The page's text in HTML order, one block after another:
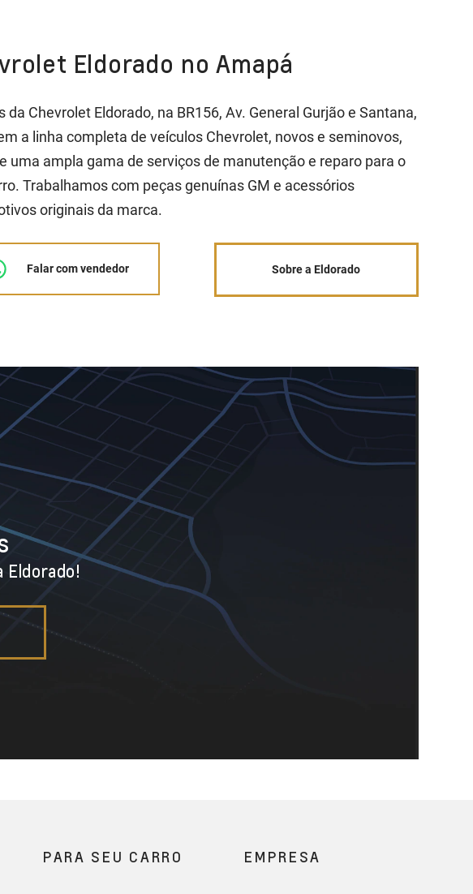
Eldorado no Amapá
da Chevrolet Eldorado, na BR156, Av. General Gurjão e Santana,
a linha completa de veículos Chevrolet, novos e seminovos,
uma ampla gama de serviços de manutenção e reparo para o
Trabalhamos com peças genuínas GM e acessórios
originais da marca.
Falar com vendedor Sobre a Eldorado
Eldorado!